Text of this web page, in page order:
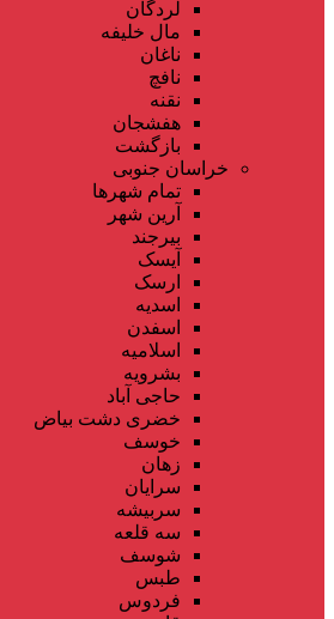
لردگان
مال خلیفه
ناغان
نافچ
نقنه
هفشجان
بازگشت
خراسان جنوبی
تمام شهر‌ها
آرین شهر
بیرجند
آیسک
ارسک
اسدیه
اسفدن
اسلامیه
بشرویه
حاجی آباد
خضری دشت بیاض
خوسف
زهان
سرایان
سربیشه
سه قلعه
شوسف
طبس
فردوس